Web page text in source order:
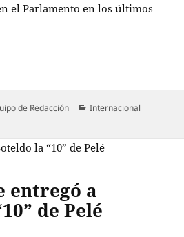
el Parlamento en los últimos
para Theresa May: El
de Redacción Categorías
Internacional
entregó a
de Pelé